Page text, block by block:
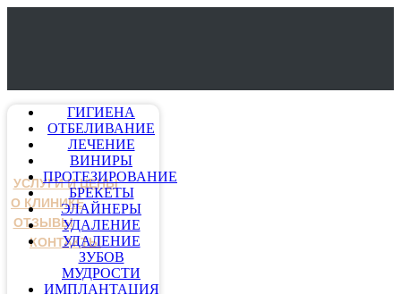
УСЛУГИ И ЦЕНЫ
О КЛИНИКЕ
ОТЗЫВЫ
КОНТАКТЫ
ГИГИЕНА
ОТБЕЛИВАНИЕ
ЛЕЧЕНИЕ
ВИНИРЫ
ПРОТЕЗИРОВАНИЕ
БРЕКЕТЫ
ЭЛАЙНЕРЫ
УДАЛЕНИЕ
УДАЛЕНИЕ
ЗУБОВ
МУДРОСТИ
ИМПЛАНТАЦИЯ